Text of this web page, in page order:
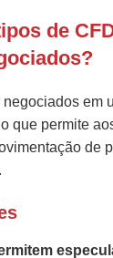
de
em
que permite
de